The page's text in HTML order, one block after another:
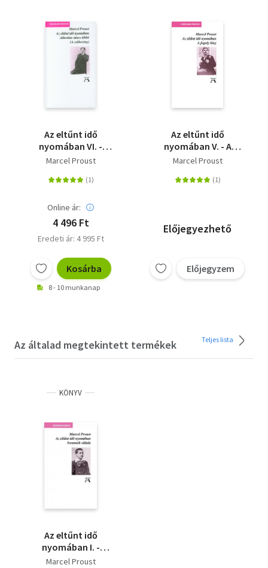
Az eltűnt idő
nyomában VI. -
Albertine nincs többé
Marcel Proust
Online ár:
4 496 Ft
Eredeti ár: 4 995 Ft
Kosárba
8 - 10 munkanap
Az eltűnt idő
nyomában V. - A
fogoly lány
Marcel Proust
Előjegyezhető
Előjegyzem
Az általad megtekintett termékek Teljes lista
KÖNYV
Az eltűnt idő
nyomában I. -
Swannék oldala
Marcel Proust